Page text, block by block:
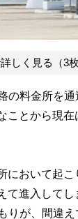
しく見る（3枚
の料金所を
ことから現在
において起
て進入してし
りが、間違